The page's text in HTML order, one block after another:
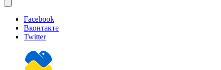
Facebook
Вконтакте
Twitter